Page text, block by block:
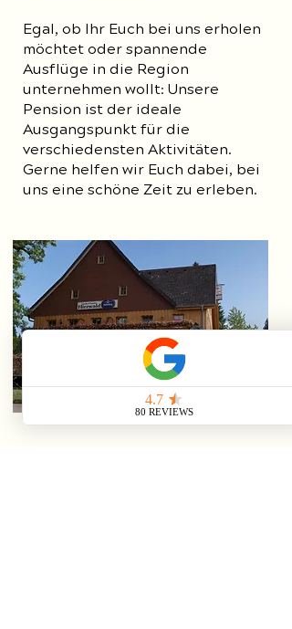
Egal, ob Ihr Euch bei uns erholen
möchtet oder spannende
Ausflüge in die Region
unternehmen wollt: Unsere
Pension ist der ideale
Ausgangspunkt für die
verschiedensten Aktivitäten.
Gerne helfen wir Euch dabei, bei
uns eine schöne Zeit zu erleben.